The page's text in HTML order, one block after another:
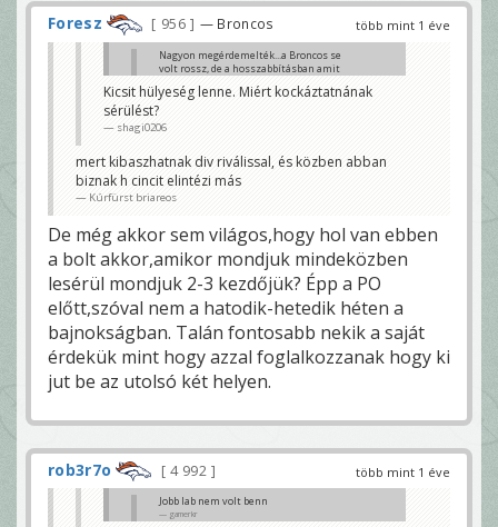
több mint 1 éve
Foresz 956 — Broncos
Nagyon megérdemelték...a Broncos se
volt rossz, de a hosszabbításban amit
volt. Persze a Chiefs vinni fogja őket, mert
kecsegteti őket szerintem.
Seda26
Kicsit hülyeség lenne. Miért kockáztatnának
sérülést?
shagi0206
mert kibaszhatnak div riválissal, és közben abban
biznak h cincit elintézi más
Kúrfürst briareos
De még akkor sem világos,hogy hol van ebben
a bolt akkor,amikor mondjuk mindeközben
lesérül mondjuk 2-3 kezdőjük? Épp a PO
előtt,szóval nem a hatodik-hetedik héten a
bajnokságban. Talán fontosabb nekik a saját
érdekük mint hogy azzal foglalkozzanak hogy ki
jut be az utolsó két helyen.
több mint 1 éve
rob3r7o 4 992
Jobb lab nem volt benn
gamerkr